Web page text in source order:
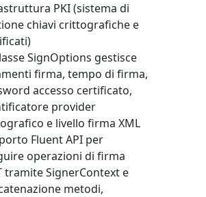
PKI (sistema di
chiavi crittografiche e
SignOptions gestisce
firma, tempo di firma,
accesso certificato,
provider
e livello firma XML
Fluent API per
operazioni di firma
tramiteSignerContext e
metodi,